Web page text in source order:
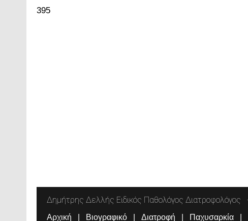
395
Δημήτρης Δελλής Ειδικός Παθολόγος Διατροφολόγος
Αρχική Βιογραφικό Διατροφή Παχυσαρκία